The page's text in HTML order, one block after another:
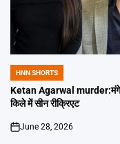
POSTED
IN
HNN SHORTS
Ketan Agarwal
किले में सीन रीक्रिएट
on
June 28, 2026